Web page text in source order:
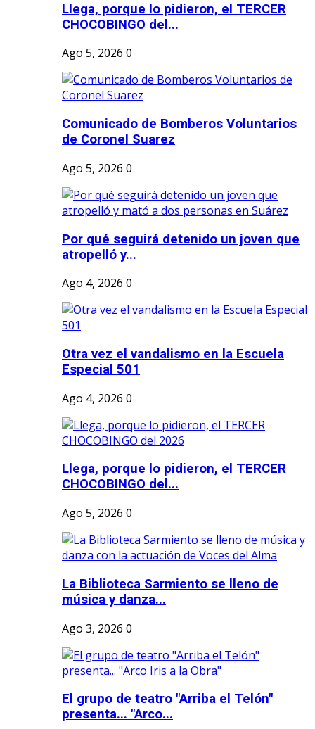
Llega, porque lo pidieron, el TERCER
CHOCOBINGO del...
Ago 5, 2026 0
Comunicado de Bomberos Voluntarios
de Coronel Suarez
Ago 5, 2026 0
Por qué seguirá detenido un joven que
atropelló y...
Ago 4, 2026 0
Otra vez el vandalismo en la Escuela
Especial 501
Ago 4, 2026 0
Llega, porque lo pidieron, el TERCER
CHOCOBINGO del...
Ago 5, 2026 0
La Biblioteca Sarmiento se lleno de
música y danza...
Ago 3, 2026 0
El grupo de teatro "Arriba el Telón"
presenta... "Arco...